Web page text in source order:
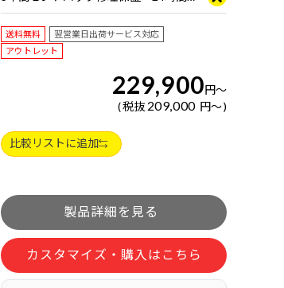
送料無料
翌営業日出荷サービス対応
アウトレット
229,900円～
税抜 209,000 円～
比較リストに追加
カスタマイズ・購入はこちら